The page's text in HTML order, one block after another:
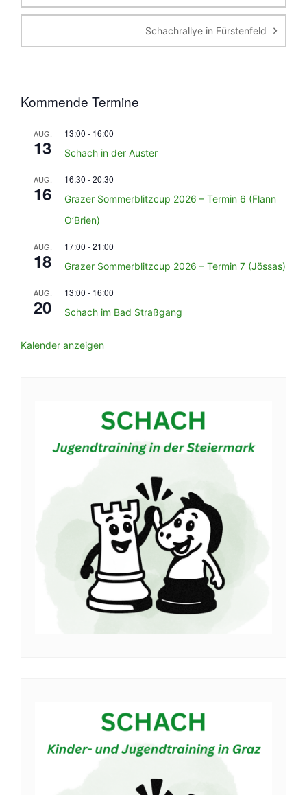
Schachrallye in Fürstenfeld
Kommende Termine
AUG.
13
13:00 - 16:00
Schach in der Auster
AUG.
16
16:30 -20:30
Grazer Sommerblitzcup 2026 – Termin 6 (Flann
O’Brien)
AUG.
18
17:00 -21:00
Grazer Sommerblitzcup 2026 – Termin 7 (Jössas)
AUG.
20
13:00 - 16:00
Schach im Bad Straßgang
Kalender anzeigen